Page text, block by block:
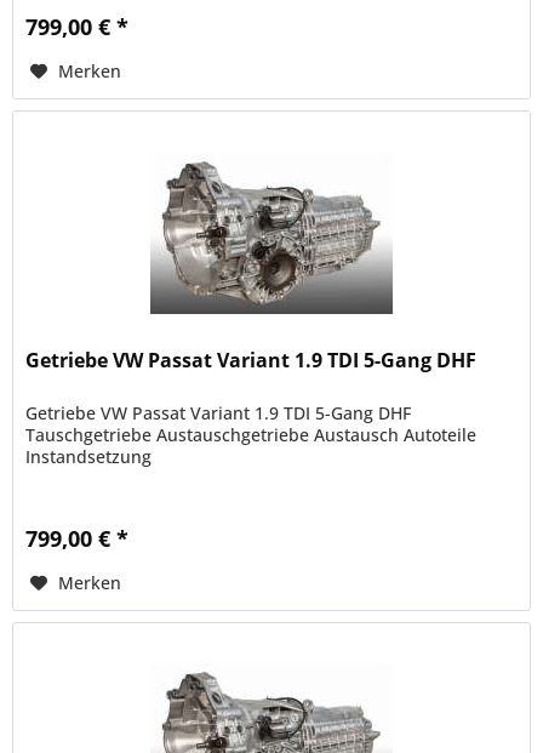
799,00 € *
Merken
Getriebe VW Passat Variant 1.9 TDI 5-Gang DHF
Getriebe VW Passat Variant 1.9 TDI 5-Gang DHF
Tauschgetriebe Austauschgetriebe Austausch Autoteile
Instandsetzung
799,00 € *
Merken